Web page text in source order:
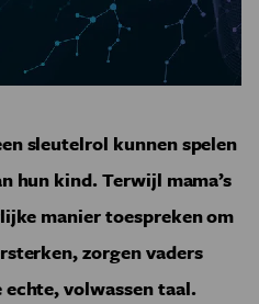
sleutelrol kunnen spelen
hun kind. Terwijl mama’s
manier toespreken om
zorgen vaders
volwassen taal.